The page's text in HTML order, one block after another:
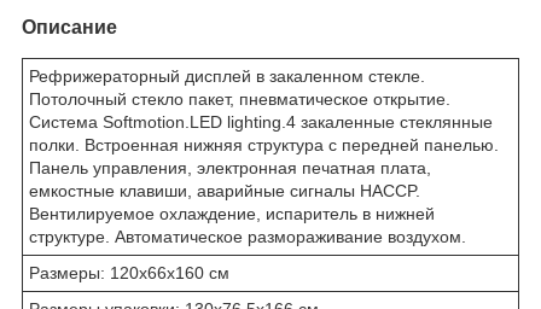
Описание
Рефрижераторный дисплей в закаленном стекле.
Потолочный стекло пакет, пневматическое открытие.
Система Softmotion.LED lighting.4 закаленные стеклянные
полки. Встроенная нижняя структура с передней панелью.
Панель управления, электронная печатная плата,
емкостные клавиши, аварийные сигналы HACCP.
Вентилируемое охлаждение, испаритель в нижней
структуре. Автоматическое размораживание воздухом.
Размеры: 120x66x160 см